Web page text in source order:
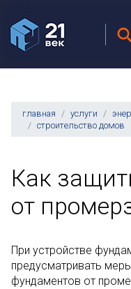
главная услуги
строительство домов
Как
от
При устройстве
предусматривать
фундаментов от